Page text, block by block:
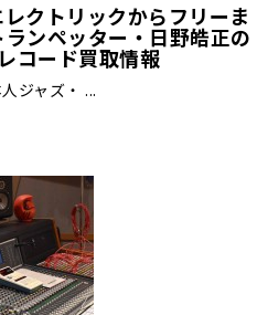
クトリックからフリーま
ンペッター・日野皓正の
コード買取情報
ジャズ・ ...